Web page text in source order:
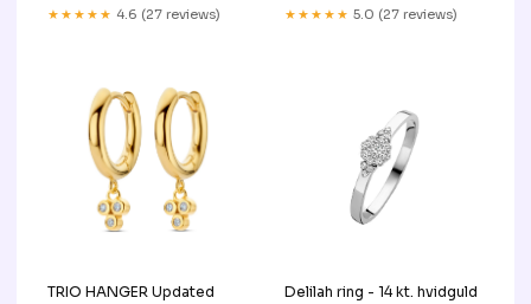
★★★★★ 4.6 (27 reviews) ★★★★★ 5.0 (27 reviews)
TRIO HANGER Updated
Delilah ring - 14 kt. hvidguld